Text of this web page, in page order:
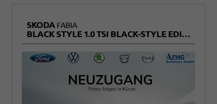
SKODA FABIA
BLACK STYLE 1.0 TSI BLACK-STYLE EDITION+KAMERA+SITZHEIZUNG+TEMPOMAT+LED